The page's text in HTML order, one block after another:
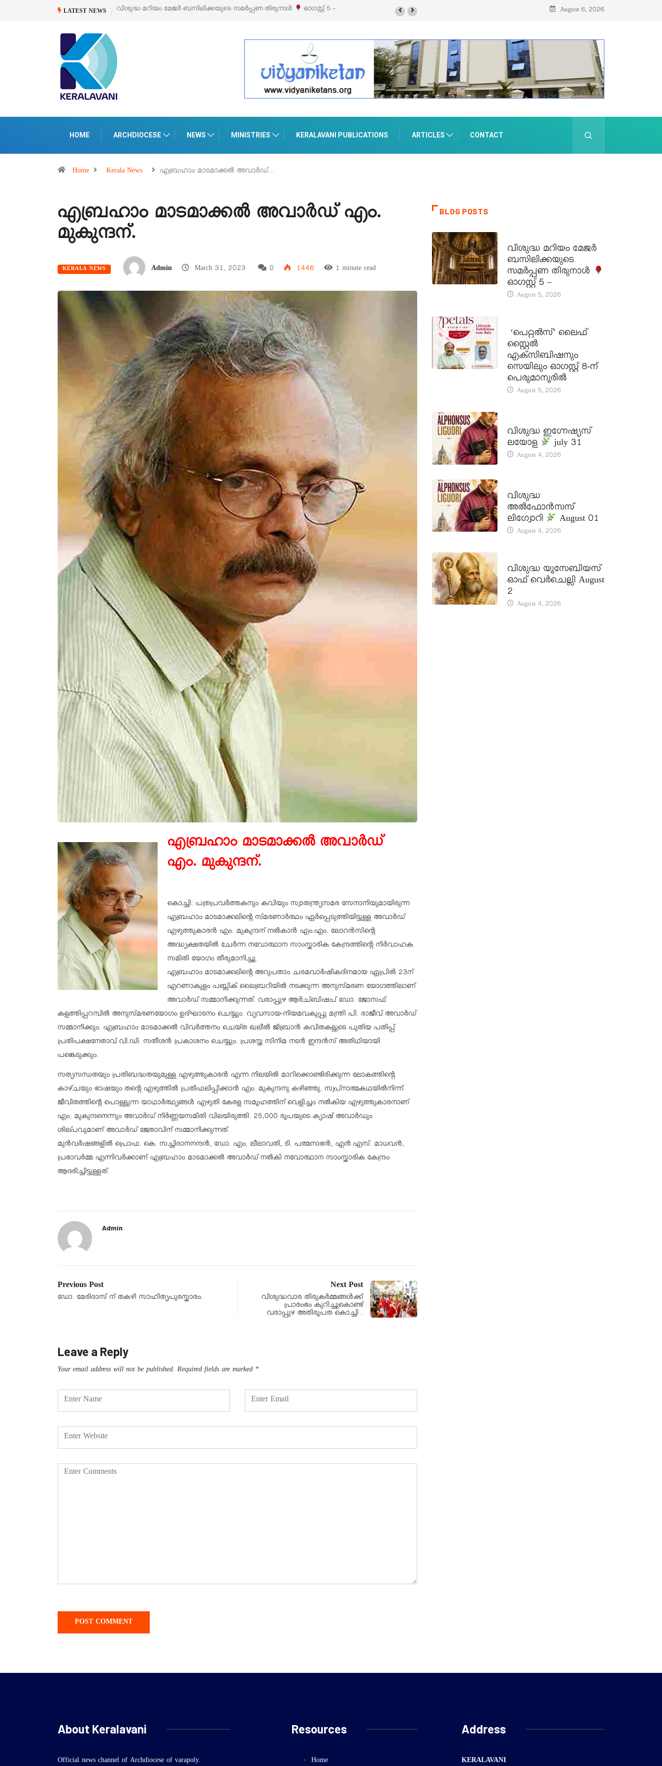
LATEST NEWS
സമർപ്പണ തിരുനാൾ ഓഗസ്റ്റ് 5 –‘പെറ്റൽസ്’ ലൈഫ് സ്റ്റൈൽ എക്സിബിഷനും സെയിലും ഓഗസ്റ്റ് 8-ന്
August 6, 2026
HOME ARCHDIOCESE NEWS MINISTRIES KERALAVANI PUBLICATIONS ARTICLES CONTACT
Home Kerala News എബ്രഹാം മാടമാക്കൽ അവാർഡ്…
എബ്രഹാം മാടമാക്കൽ അവാർഡ് എം.
മുകുന്ദന്.
KERALA NEWS Admin March 31, 2023 0 1446 1 minute read
എബ്രഹാം മാടമാക്കൽ അവാർഡ്
എം. മുകുന്ദന്.
കൊച്ചി: പത്രപ്രവർത്തകനും കവിയും സ്വാതന്ത്ര്യസമര സേനാനിയുമായിരുന്ന
എബ്രഹാം മാടമാക്കലിന്റെ സ്മരണാർത്ഥം ഏർപ്പെടുത്തിയിട്ടുള്ള അവാർഡ്
എഴുത്തുകാരൻ എം. മുകുന്ദന് നൽകാൻ എം.എം. ലോറൻസിന്റെ
അദ്ധ്യക്ഷതയിൽ ചേർന്ന നവോത്ഥാന സാംസ്കാരിക കേന്ദ്രത്തിന്റെ നിർവാഹക
സമിതി യോഗം തീരുമാനിച്ചു.
എബ്രഹാം മാടമാക്കലിന്റെ അറുപതാം ചരമവാർഷികദിനമായ ഏപ്രിൽ 23ന്
എറണാകുളം പബ്ലിക് ലൈബ്രറിയിൽ നടക്കുന്ന അനുസ്മരണ യോഗത്തിലാണ്
അവാർഡ് സമ്മാനിക്കുന്നത്. വരാപ്പുഴ ആർച്ബിഷപ് ഡോ. ജോസഫ്
കളത്തിപ്പറമ്പിൽ അനുസ്മരണയോഗം ഉദ്ഘാടനം ചെയ്യും. വ്യവസായ-നിയമവകുപ്പു മന്ത്രി പി. രാജീവ് അവാർഡ്
സമ്മാനിക്കും. എബ്രഹാം മാടമാക്കൽ വിവർത്തനം ചെയ്ത ഖലീൽ ജിബ്രാൻ കവിതകളുടെ പുതിയ പതിപ്പ്
പ്രതിപക്ഷനേതാവ് വി.ഡി. സതീശൻ പ്രകാശനം ചെയ്യും. പ്രശസ്ത സിനിമ നടൻ ഇന്ദൻസ് അതിഥിയായി
പങ്കെടുക്കും.
സത്യസന്ധതയും പ്രതിബദ്ധതയുമുള്ള എഴുത്തുകാരൻ എന്ന നിലയിൽ മാറിക്കൊണ്ടിരിക്കുന്ന ലോകത്തിന്റെ
കാഴ്ചയും ഭാഷയും തന്റെ എഴുത്തിൽ പ്രതിഫലിപ്പിക്കാൻ എം. മുകുന്ദനു കഴിഞ്ഞു. സ്വപ്നാത്മകഥയിൽനിന്ന്
ജീവിതത്തിന്റെ പൊള്ളുന്ന യാഥാർത്ഥ്യങ്ങൾ എഴുതി കേരള സമൂഹത്തിന് വെളിച്ചം നൽകിയ എഴുത്തുകാരനാണ്
എം. മുകുന്ദനെന്നും അവാർഡ് നിർണ്ണയസമിതി വിലയിരുത്തി. 25,​000 രൂപയുടെ ക്യാഷ് അവാർഡും
ശില്പവുമാണ് അവാർഡ് ജേതാവിന് സമ്മാനിക്കുന്നത്.
മുൻവർഷങ്ങളിൽ പ്രൊഫ. കെ. സച്ചിദാനനന്ദൻ,​ ഡോ. എം. ലീലാവതി, ടി. പത്മനാഭൻ, എൻ.എസ്. മാധവൻ,​
പ്രഭാവർമ്മ എന്നിവർക്കാണ് എബ്രഹാം മാടമാക്കൽ അവാർഡ് നൽകി നവോത്ഥാന സാംസ്കാരിക കേന്ദ്രം
ആദരിച്ചിട്ടുള്ളത്.
Admin
Previous Post
ഡോ. മേരിദാസ് ന് തകഴി സാഹിത്യപുരസ്കാരം.
Next Post
വിശുദ്ധവാര തിരുകർമ്മങ്ങൾക്ക്
പ്രാരംഭം കുറിച്ചുകൊണ്ട്
വരാപ്പുഴ അതിരൂപത കൊച്ചി .
Leave a Reply
Your email address will not be published. Required fields are marked *
BLOG POSTS
വിശുദ്ധ മറിയം മേജർ
ബസിലിക്കയുടെ
സമർപ്പണ തിരുനാൾ
ഓഗസ്റ്റ് 5 –
August 5, 2026
‘പെറ്റൽസ്’ ലൈഫ്
സ്റ്റൈൽ
എക്സിബിഷനും
സെയിലും ഓഗസ്റ്റ് 8-ന്
പെരുമാനൂരിൽ
August 5, 2026
വിശുദ്ധ ഇഗ്നേഷ്യസ്
ലയോള
july 31
August 4, 2026
വിശുദ്ധ
അൽഫോൻസസ്
ലിഗ്വോറി
August 01
August 4, 2026
വിശുദ്ധ യൂസേബിയസ്
ഓഫ് വെർചെല്ലി August
2
August 4, 2026
About Keralavani
Official news channel of Archdiocese of varapoly.
Resources
Home
Address
KERALAVANI